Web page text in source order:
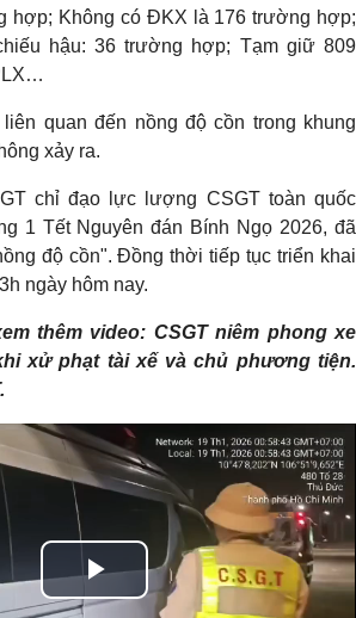
hợp; Không có ĐKX là 176 trường hợp;
hậu: 36 trường hợp; Tạm giữ 809
quan đến nồng độ cồn trong khung
xảy ra.
chỉ đạo lực lượng CSGT toàn quốc
1 Tết Nguyên đán Bính Ngọ 2026, đã
độ cồn". Đồng thời tiếp tục triển khai
ngày hôm nay.
thêm video: CSGT niêm phong xe
xử phạt tài xế và chủ phương tiện.
Play